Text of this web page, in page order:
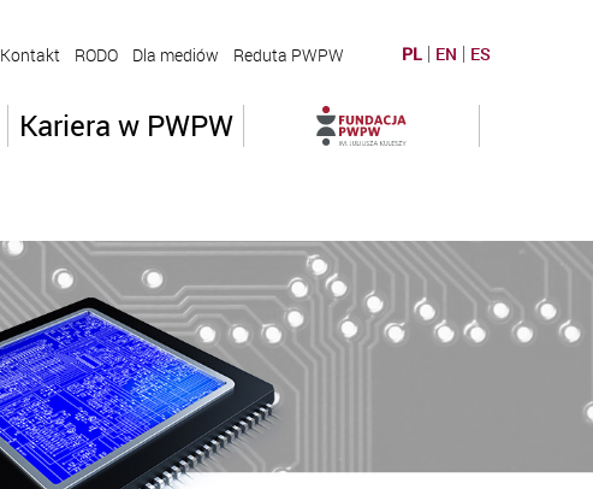
Kontakt RODO Dla mediów Reduta PWPW PL EN ES
Kariera w PWPW